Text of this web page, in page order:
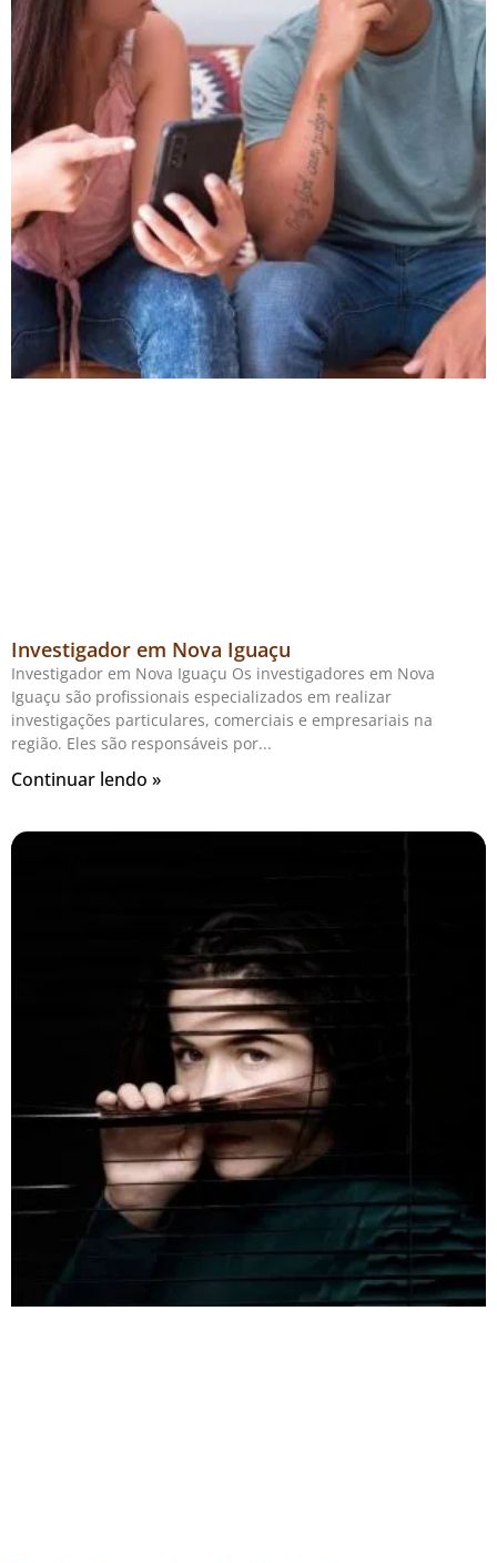
Investigador em Nova Iguaçu
Investigador em Nova Iguaçu Os investigadores em Nova
Iguaçu são profissionais especializados em realizar
investigações particulares, comerciais e empresariais na
região. Eles são responsáveis por
Continuar lendo »